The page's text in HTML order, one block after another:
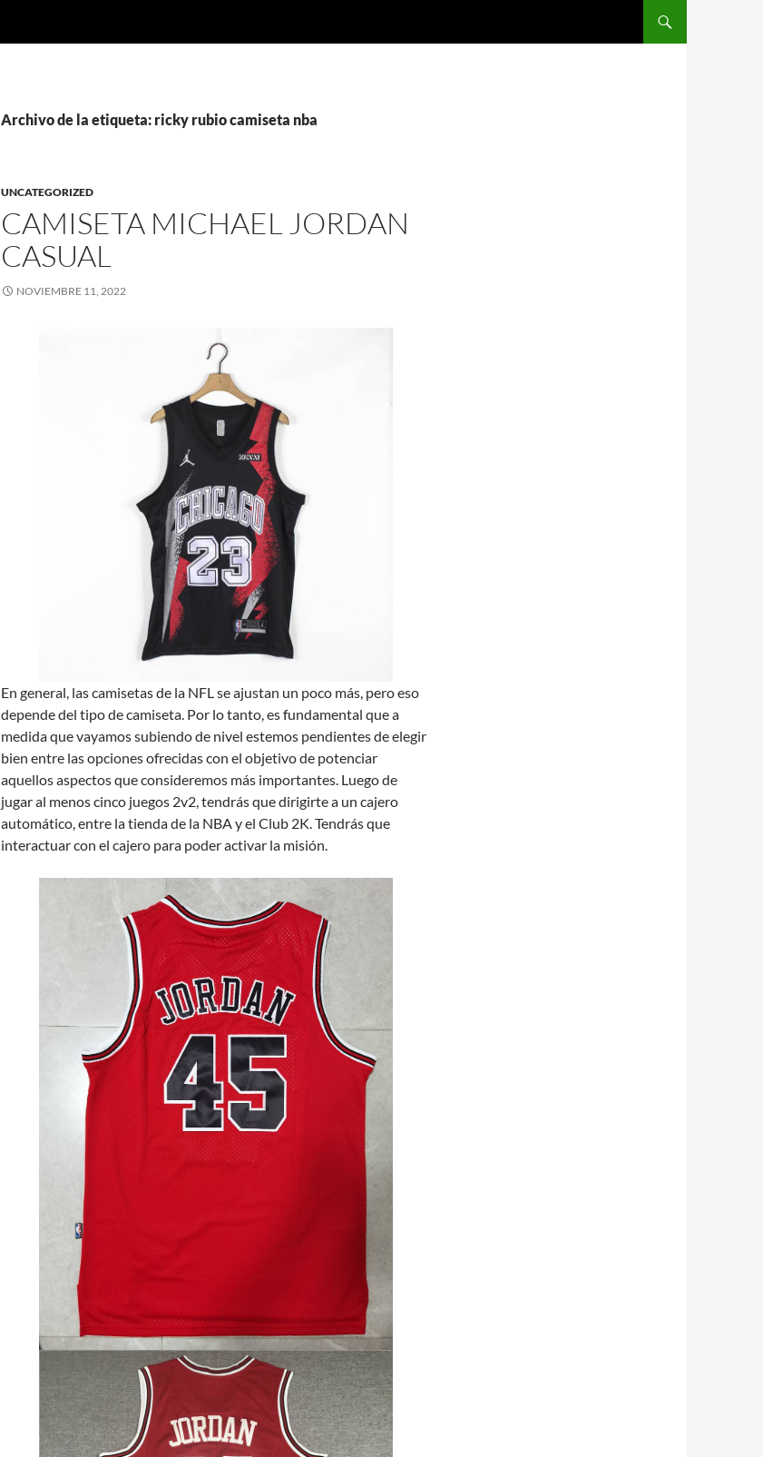
Archivo de la etiqueta: ricky rubio camiseta nba
UNCATEGORIZED
CAMISETA MICHAEL JORDAN
CASUAL
NOVIEMBRE 11, 2022
En general, las camisetas de la NFL se ajustan un poco más, pero eso
depende del tipo de camiseta. Por lo tanto, es fundamental que a
medida que vayamos subiendo de nivel estemos pendientes de elegir
bien entre las opciones ofrecidas con el objetivo de potenciar
aquellos aspectos que consideremos más importantes. Luego de
jugar al menos cinco juegos 2v2, tendrás que dirigirte a un cajero
automático, entre la tienda de la NBA y el Club 2K. Tendrás que
interactuar con el cajero para poder activar la misión.